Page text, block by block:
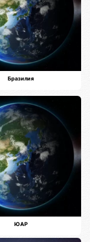
Бразилия
ЮАР